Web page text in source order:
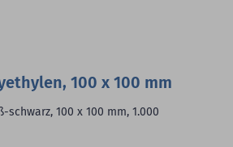
100 x 100 mm
100 x 100 mm, 1.000